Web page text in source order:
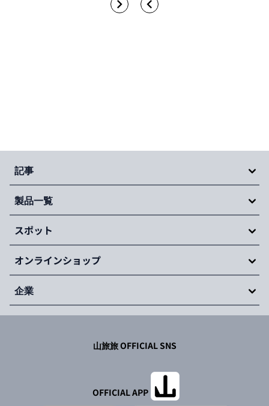
1
20
記事
製品一覧
スポット
オンラインショップ
企業
山旅旅 OFFICIAL SNS
OFFICIAL APP